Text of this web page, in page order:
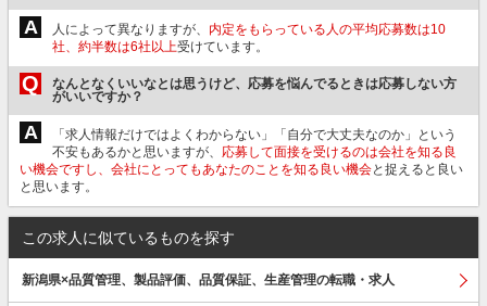
A 人によって異なりますが、 内定をもらっている人の平均応募数は10
社、約半数は6社以上受けています。
Q
なんとなくいいなとは思うけど、応募を悩んでるときは応募しない方
がいいですか？
A
「求人情報だけではよくわからない」「自分で大丈夫なのか」という
不安もあるかと思いますが、 応募して面接を受けるのは会社を知る良
い機会ですし、会社にとってもあなたのことを知る良い機会と捉えると良い
と思います。
この求人に似ているものを探す
新潟県×品質管理、製品評価、品質保証、生産管理の転職・求人